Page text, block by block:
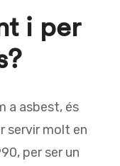
i per
a asbest, és
servir molt en
per ser un